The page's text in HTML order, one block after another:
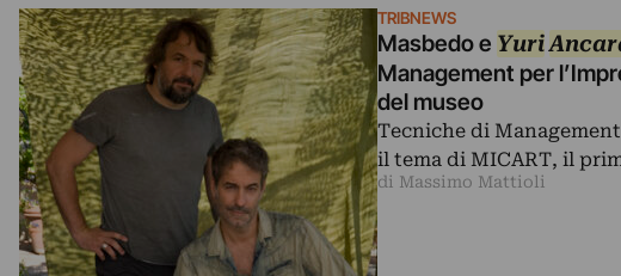
TRIBNEWS
Masbedo e Yuri
Management per
del museo
Tecniche di
il tema di MICART, il
di Massimo Mattioli